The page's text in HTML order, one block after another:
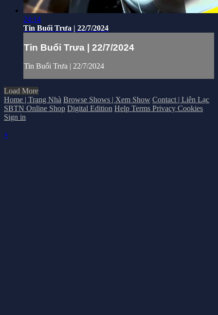
24:14
Tin Buổi Trưa | 22/7/2024
Tin Buổi Trưa | 22/7/2024
Tin Buổi Trưa | 22/7/2024
Load More
Home | Trang Nhà Browse Shows | Xem Show Contact | Liên Lạc
SBTN Online Shop Digital Edition Help Terms Privacy Cookies
Sign in
×